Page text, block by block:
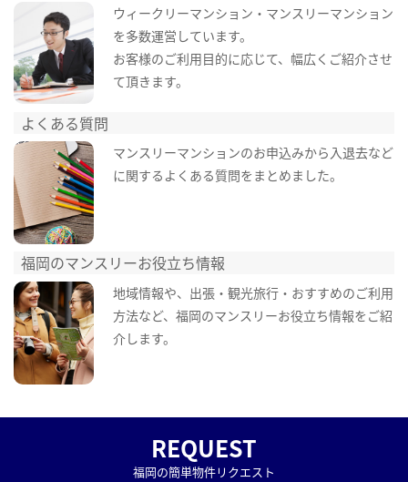
ウィークリーマンション・マンスリーマンション
を多数運営しています。
お客様のご利用目的に応じて、幅広くご紹介させ
て頂きます。
よくある質問
マンスリーマンションのお申込みから入退去など
に関するよくある質問をまとめました。
福岡のマンスリーお役立ち情報
地域情報や、出張・観光旅行・おすすめのご利用
方法など、福岡のマンスリーお役立ち情報をご紹
介します。
REQUEST
福岡の簡単物件リクエスト